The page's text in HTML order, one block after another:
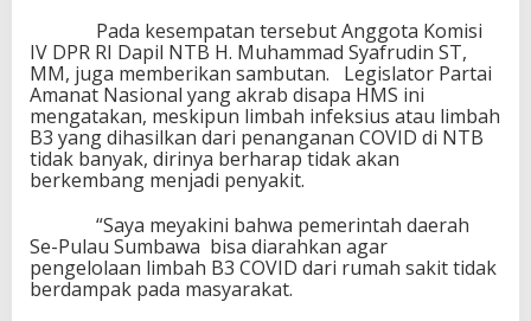
Pada kesempatan tersebut Anggota Komisi
IV DPR RI Dapil NTB H. Muhammad Syafrudin ST,
MM, juga memberikan sambutan. Legislator Partai
Amanat Nasional yang akrab disapa HMS ini
mengatakan, meskipun limbah infeksius atau limbah
B3 yang dihasilkan dari penanganan COVID di NTB
tidak banyak, dirinya berharap tidak akan
berkembang menjadi penyakit.
“Saya meyakini bahwa pemerintah daerah
Se-Pulau Sumbawa bisa diarahkan agar
pengelolaan limbah B3 COVID dari rumah sakit tidak
berdampak pada masyarakat.